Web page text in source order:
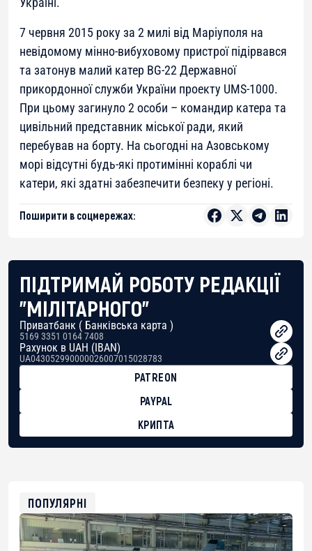
7 червня 2015 року за 2 милі від Маріуполя на
невідомому мінно-вибуховому пристрої підірвався
та затонув малий катер BG-22 Державної
прикордонної служби України проекту UMS-1000.
При цьому загинуло 2 особи – командир катера та
цивільний представник міської ради, який
перебував на борту. На сьогодні на Азовському
морі відсутні будь-які протимінні кораблі чи
катери, які здатні забезпечити безпеку у регіоні.
Поширити в соцмережах:
ПІДТРИМАЙ РОБОТУ РЕДАКЦІЇ
"МІЛІТАРНОГО"
Приватбанк ( Банківська карта )
5169 3351 0164 7408
Рахунок в UAH (IBAN)
UA043052990000026007015028783
PATREON
PAYPAL
КРИПТА
0xfD02863D3289416fcF50975c9DFda13623f97758
ПОПУЛЯРНІ